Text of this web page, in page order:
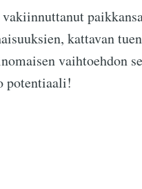
kattavan
vaihtoehdon
potentiaali!